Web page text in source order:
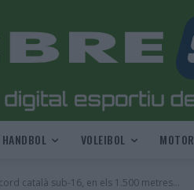
HANDBOL VOLEIBOL MOTOR
català sub-16, en els 1.500 metres...